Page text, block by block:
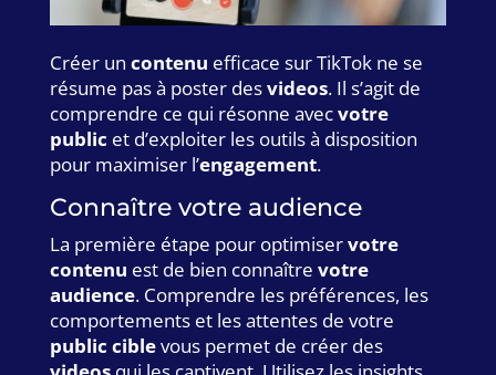
Créer un contenu efficace sur TikTok ne se
résume pas à poster desvideos. Il s’agit de
comprendre ce qui résonne avecvotre
public et d’exploiter les outils à disposition
pour maximiser l’engagement.
Connaître votre audience
La première étape pour optimiservotre
contenu est de bien connaître votre
audience. Comprendre les préférences, les
comportements et les attentes de votre
public ciblevous permet de créer des